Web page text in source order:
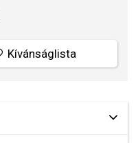
Kívánságlista